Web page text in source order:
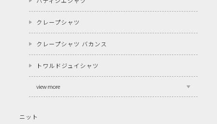
クレープシャツ
クレープシャツ バカンス
トワルドジュイシャツ
view more
ニット